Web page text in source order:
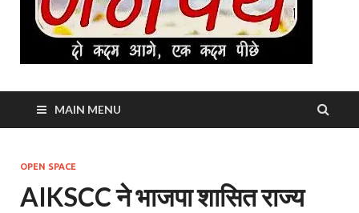
MAIN MENU
OPEN SPACE
AIKSCC ने भाजपा शासित राज्य